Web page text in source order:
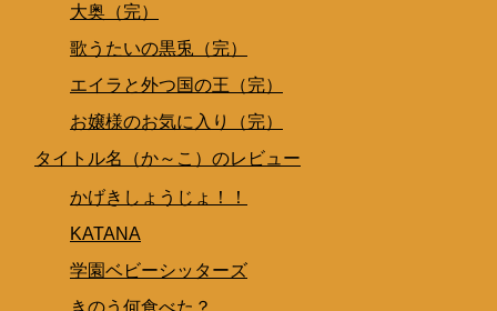
大奥（完）
歌うたいの黒兎（完）
エイラと外つ国の王（完）
お嬢様のお気に入り（完）
タイトル名（か～こ）のレビュー
かげきしょうじょ！！
KATANA
学園ベビーシッターズ
きのう何食べた？